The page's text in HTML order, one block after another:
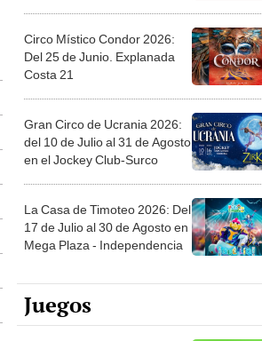
Circo Místico Condor 2026:
Del 25 de Junio. Explanada
Costa 21
Gran Circo de Ucrania 2026:
del 10 de Julio al 31 de Agosto
en el Jockey Club-Surco
La Casa de Timoteo 2026: Del
17 de Julio al 30 de Agosto en
Mega Plaza - Independencia
Juegos